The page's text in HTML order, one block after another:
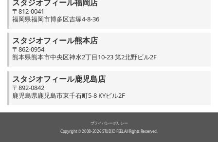
スタジオフィール福岡店
〒812-0041
福岡県福岡市博多区吉塚4-8-36
スタジオフィール熊本店
〒862-0954
熊本県熊本市中央区神水2丁目10-23 第2北野ビル2F
スタジオフィール鹿児島店
〒892-0842
鹿児島県鹿児島市東千石町5-8 KYビル2F
プライバシーポリシー
Copyright © 2008-2026 STUDIO FEEL All Rights Reserved.